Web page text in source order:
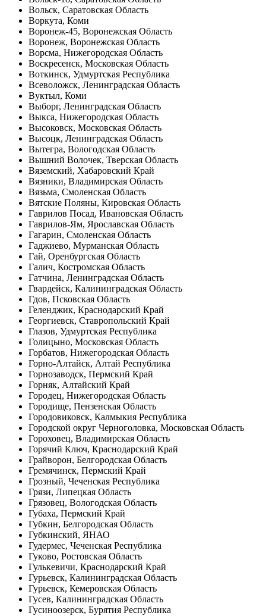
Вольск, Саратовская Область
Воркута, Коми
Воронеж-45, Воронежская Область
Воронеж, Воронежская Область
Ворсма, Нижегородская Область
Воскресенск, Московская Область
Воткинск, Удмуртская Республика
Всеволожск, Ленинградская Область
Вуктыл, Коми
Выборг, Ленинградская Область
Выкса, Нижегородская Область
Высоковск, Московская Область
Высоцк, Ленинградская Область
Вытегра, Вологодская Область
Вышний Волочек, Тверская Область
Вяземский, Хабаровский Край
Вязники, Владимирская Область
Вязьма, Смоленская Область
Вятские Поляны, Кировская Область
Гаврилов Посад, Ивановская Область
Гаврилов-Ям, Ярославская Область
Гагарин, Смоленская Область
Гаджиево, Мурманская Область
Гай, Оренбургская Область
Галич, Костромская Область
Гатчина, Ленинградская Область
Гвардейск, Калининградская Область
Гдов, Псковская Область
Геленджик, Краснодарский Край
Георгиевск, Ставропольский Край
Глазов, Удмуртская Республика
Голицыно, Московская Область
Горбатов, Нижегородская Область
Горно-Алтайск, Алтай Республика
Горнозаводск, Пермский Край
Горняк, Алтайский Край
Городец, Нижегородская Область
Городище, Пензенская Область
Городовиковск, Калмыкия Республика
Городской округ Черноголовка, Московская Область
Гороховец, Владимирская Область
Горячий Ключ, Краснодарский Край
Грайворон, Белгородская Область
Гремячинск, Пермский Край
Грозный, Чеченская Республика
Грязи, Липецкая Область
Грязовец, Вологодская Область
Губаха, Пермский Край
Губкин, Белгородская Область
Губкинский, ЯНАО
Гудермес, Чеченская Республика
Гуково, Ростовская Область
Гулькевичи, Краснодарский Край
Гурьевск, Калининградская Область
Гурьевск, Кемеровская Область
Гусев, Калининградская Область
Гусиноозерск, Бурятия Республика